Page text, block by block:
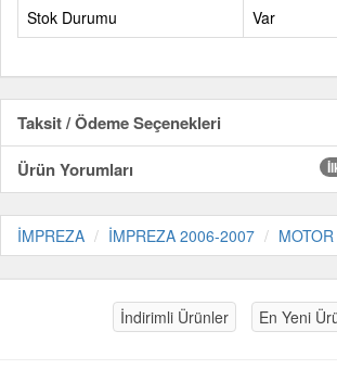
Stok Durumu
Var
Taksit / Ödeme Seçenekleri
Ürün Yorumları
İMPREZA İMPREZA 2006-2007
İndirimli Ürünler En Yeni